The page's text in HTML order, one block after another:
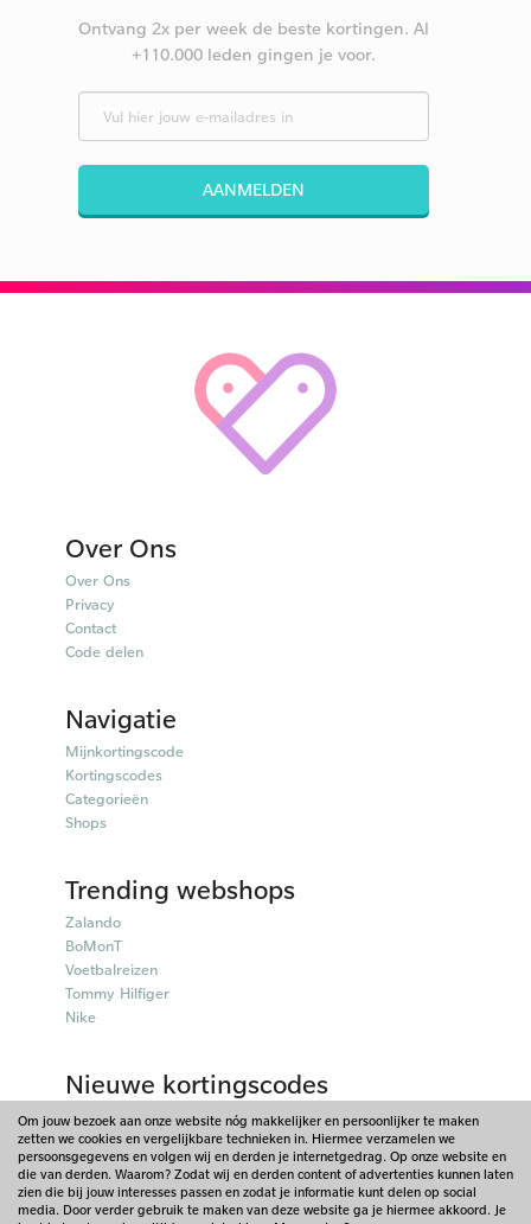
Ontvang 2x per week de beste kortingen. Al
+110.000 leden gingen je voor.
AANMELDEN
Over Ons
Over Ons
Privacy
Contact
Code delen
Navigatie
Mijnkortingscode
Kortingscodes
Categorieën
Shops
Trending webshops
Zalando
BoMonT
Voetbalreizen
Tommy Hilfiger
Nike
Nieuwe kortingscodes
50plusmobiel kortingscodes
Parfumado kortingscodes
Fitpen kortingscodes
Things I Like Things I Love kortingscodes
Briters kortingscodes
Om jouw bezoek aan onze website nóg makkelijker en persoonlijker te maken
zetten we cookies en vergelijkbare technieken in. Hiermee verzamelen we
persoonsgegevens en volgen wij en derden je internetgedrag. Op onze website en
die van derden. Waarom? Zodat wij en derden content of advertenties kunnen laten
zien die bij jouw interesses passen en zodat je informatie kunt delen op social
media. Door verder gebruik te maken van deze website ga je hiermee akkoord. Je